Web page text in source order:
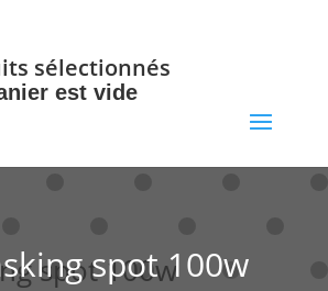
sélectionnés
est vide
spot 100w
spot 100w